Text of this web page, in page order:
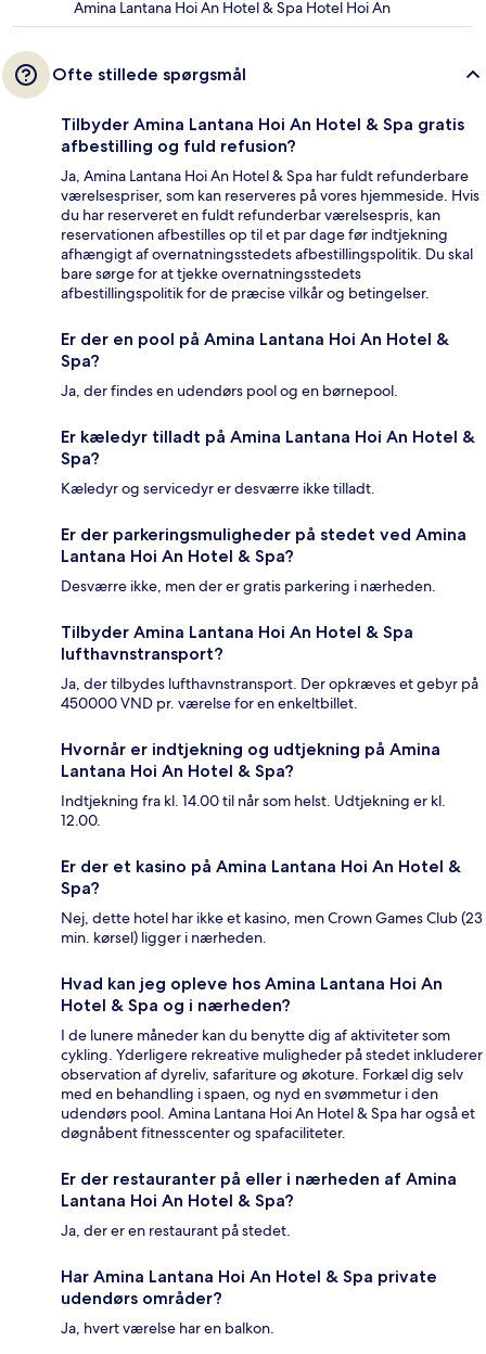
Amina Lantana Hoi An Hotel & Spa Hotel Hoi An
Ofte stillede spørgsmål
Tilbyder Amina Lantana Hoi An Hotel & Spa gratis
afbestilling og fuld refusion?
Ja, Amina Lantana Hoi An Hotel & Spa har fuldt refunderbare
værelsespriser, som kan reserveres på vores hjemmeside. Hvis
du har reserveret en fuldt refunderbar værelsespris, kan
reservationen afbestilles op til et par dage før indtjekning
afhængigt af overnatningsstedets afbestillingspolitik. Du skal
bare sørge for at tjekke overnatningsstedets
afbestillingspolitik for de præcise vilkår og betingelser.
Er der en pool på Amina Lantana Hoi An Hotel &
Spa?
Ja, der findes en udendørs pool og en børnepool.
Er kæledyr tilladt på Amina Lantana Hoi An Hotel &
Spa?
Kæledyr og servicedyr er desværre ikke tilladt.
Er der parkeringsmuligheder på stedet ved Amina
Lantana Hoi An Hotel & Spa?
Desværre ikke, men der er gratis parkering i nærheden.
Tilbyder Amina Lantana Hoi An Hotel & Spa
lufthavnstransport?
Ja, der tilbydes lufthavnstransport. Der opkræves et gebyr på
450000 VND pr. værelse for en enkeltbillet.
Hvornår er indtjekning og udtjekning på Amina
Lantana Hoi An Hotel & Spa?
Indtjekning fra kl. 14.00 til når som helst. Udtjekning er kl.
12.00.
Er der et kasino på Amina Lantana Hoi An Hotel &
Spa?
Nej, dette hotel har ikke et kasino, men Crown Games Club (23
min. kørsel) ligger i nærheden.
Hvad kan jeg opleve hos Amina Lantana Hoi An
Hotel & Spa og i nærheden?
I de lunere måneder kan du benytte dig af aktiviteter som
cykling. Yderligere rekreative muligheder på stedet inkluderer
observation af dyreliv, safariture og økoture. Forkæl dig selv
med en behandling i spaen, og nyd en svømmetur i den
udendørs pool. Amina Lantana Hoi An Hotel & Spa har også et
døgnåbent fitnesscenter og spafaciliteter.
Er der restauranter på eller i nærheden af Amina
Lantana Hoi An Hotel & Spa?
Ja, der er en restaurant på stedet.
Har Amina Lantana Hoi An Hotel & Spa private
udendørs områder?
Ja, hvert værelse har en balkon.